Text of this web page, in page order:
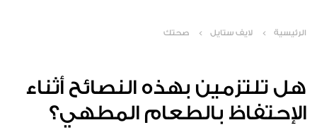
الرئيسية لايف ستايل صحتك
هل تلتزمين بهذه النصائح أثناء
الإحتفاظ بالطعام المطهي؟